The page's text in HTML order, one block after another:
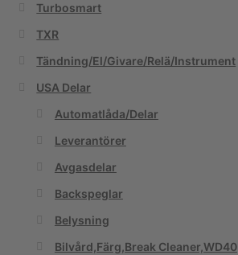
Turbosmart
TXR
Tändning/El/Givare/Relä/Instrument
USA Delar
Automatlåda/Delar
Leverantörer
Avgasdelar
Backspeglar
Belysning
Bilvård,Färg,Break Cleaner,WD40